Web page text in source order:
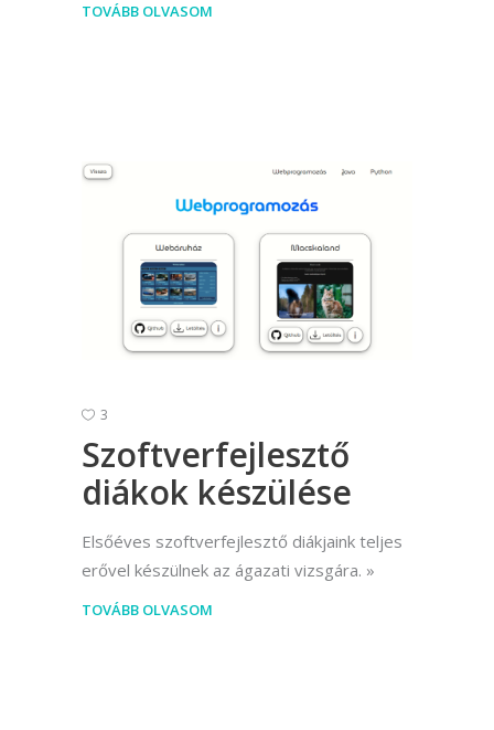
TOVÁBB OLVASOM
3
Szoftverfejlesztő
diákok készülése
Elsőéves szoftverfejlesztő diákjaink teljes
erővel készülnek az ágazati vizsgára.
TOVÁBB OLVASOM